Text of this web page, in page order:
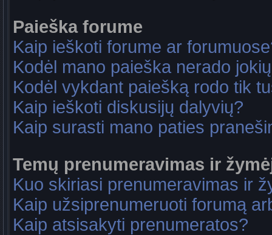
Paieška forume
Kaip ieškoti forume ar
Kodėl mano paieška nerado
Kodėl vykdant paiešką rodo tik
Kaip ieškoti diskusijų dalyvių?
Kaip surasti mano paties
Temų prenumeravimas ir
Kuo skiriasi prenumeravimas ir
Kaip užsiprenumeruoti forumą
Kaip atsisakyti prenumeratos?